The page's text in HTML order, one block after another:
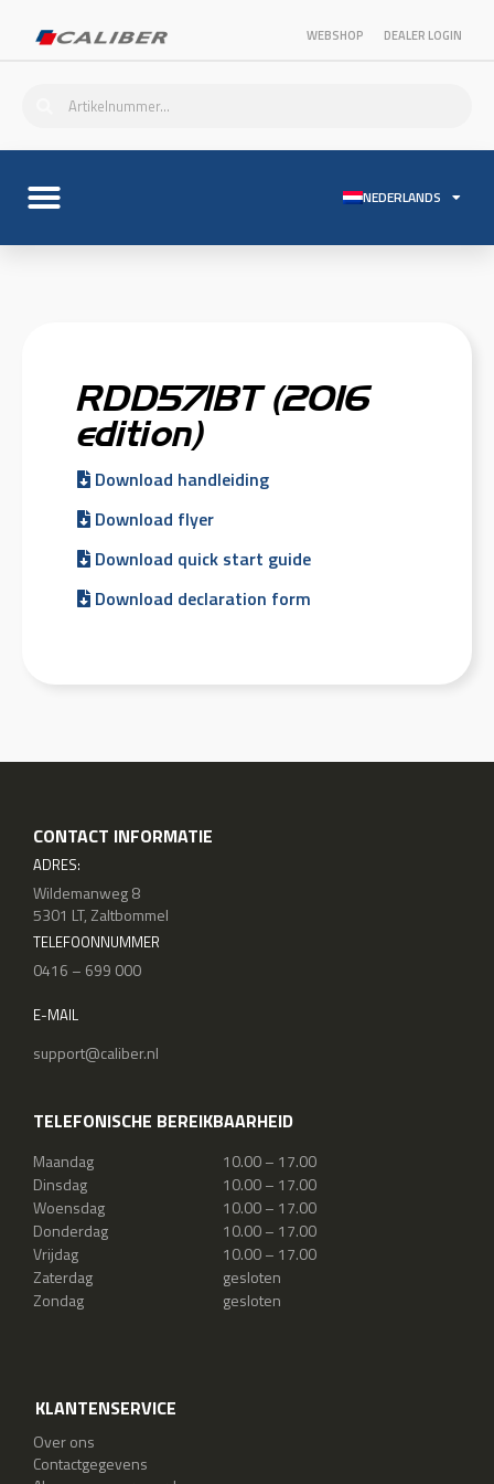
WEBSHOP DEALER LOGIN
NEDERLANDS
RDD571BT (2016
edition)
Download handleiding
Download flyer
Download quick start guide
Download declaration form
CONTACT INFORMATIE
ADRES:
Wildemanweg 8
5301 LT, Zaltbommel
TELEFOONNUMMER
0416 – 699 000
E-MAIL
support@caliber.nl
TELEFONISCHE BEREIKBAARHEID
Maandag
10.00 – 17.00
Dinsdag
10.00 – 17.00
Woensdag
10.00 – 17.00
Donderdag
10.00 – 17.00
Vrijdag
10.00 – 17.00
Zaterdag
gesloten
Zondag
gesloten
KLANTENSERVICE
Over ons
Contactgegevens